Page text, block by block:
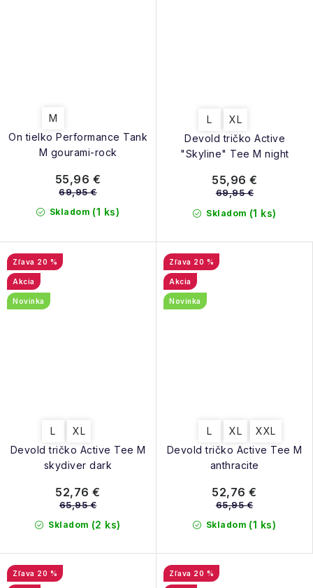
On tielko Performance Tank
M gourami-rock
M
Skladom (1 ks)
55,96 €
69,95 €
Devold tričko Active
"Skyline" Tee M night
L XL
Skladom (1 ks)
55,96 €
69,95 €
Devold tričko Active Tee M
skydiver dark
20 %
Akcia
Novinka
L XL
Skladom (2 ks)
52,76 €
65,95 €
Devold tričko Active Tee M
anthracite
20 %
Akcia
Novinka
L XL XXL
Skladom (1 ks)
52,76 €
65,95 €
20 % 20 %